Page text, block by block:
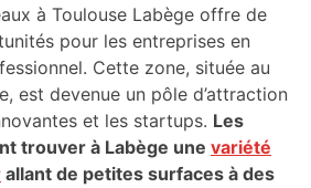
à Toulouse Labège offre de
pour les entreprises en
Cette zone, située au
est devenue un pôle d’attraction
et les startups. Les
trouver à Labège une variété
allant de petites surfaces à des